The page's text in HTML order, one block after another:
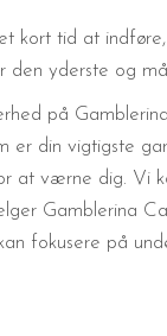
kort tid at
den yderste og
på
er din vigtigste
at værne dig. Vi
Gamblerina
fokusere på